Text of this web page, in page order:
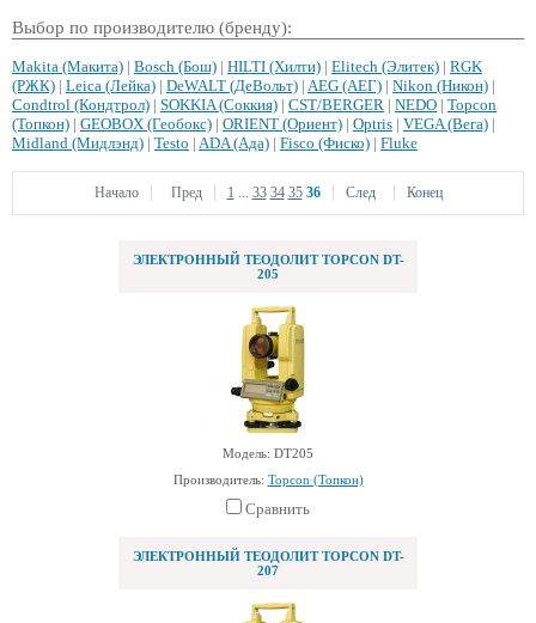
Выбор по производителю (бренду):
Makita (Макита) | Bosch (Бош) | HILTI (Хилти) | Elitech (Элитек) | RGK
(РЖК) | Leica (Лейка) | DeWALT (ДеВольт) | AEG (АЕГ) | Nikon (Никон) |
Condtrol (Кондтрол) | SOKKIA (Соккия) | CST/BERGER | NEDO | Topcon
(Топкон) | GEOBOX (Геобокс) | ORIENT (Ориент) | Optris | VEGA (Вега) |
Midland (Мидлэнд) | Testo | ADA (Ада) | Fisco (Фиско) | Fluke
Начало Пред 1 ... 33 34 35 36 След Конец
ЭЛЕКТРОННЫЙ ТЕОДОЛИТ TOPCON DT-
205
Модель: DT205
Производитель: Topcon (Топкон)
Сравнить
ЭЛЕКТРОННЫЙ ТЕОДОЛИТ TOPCON DT-
207